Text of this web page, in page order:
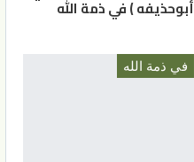
أبوحذيفه ) في ذمة الله
في ذمة الله